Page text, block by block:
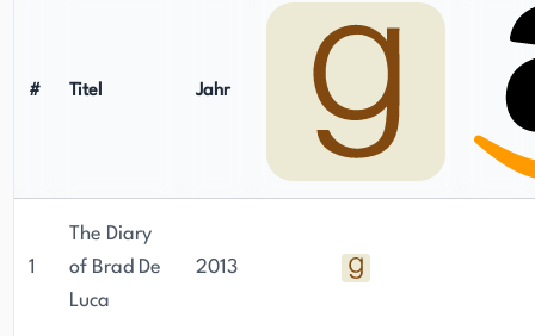
# Titel Jahr
1
The Diary
of Brad De
Luca
2013